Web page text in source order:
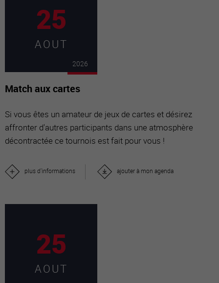
25
AOUT
2026
Match aux cartes
Si vous êtes un amateur de jeux de cartes et désirez
affronter d'autres participants dans une atmosphère
décontractée ce tournois est fait pour vous !
plus d'informations ajouter à mon agenda
25
AOUT